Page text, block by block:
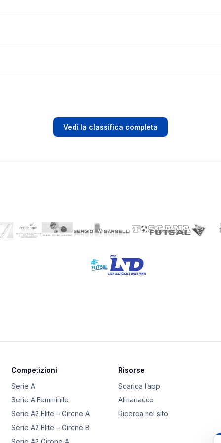
Vedi la classifica completa
Competizioni
Serie A
Serie A Femminile
Serie A2 Elite – Girone A
Serie A2 Elite – Girone B
Serie A2 Girone A
Risorse
Scarica l’app
Almanacco
Ricerca nel sito